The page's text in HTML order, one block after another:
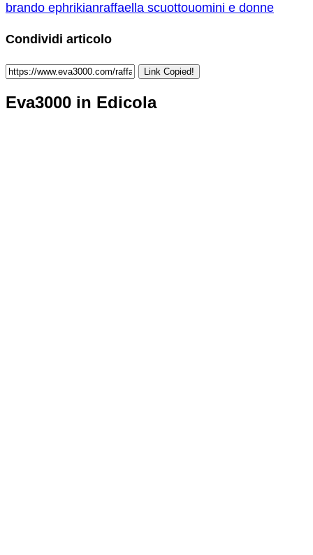
brando ephrikianraffaella scuottouomini e donne
Condividi articolo
Link Copied!
Eva3000 in Edicola